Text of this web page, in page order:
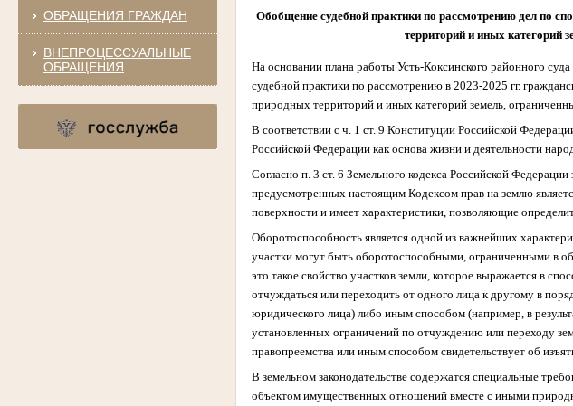
ОБРАЩЕНИЯ ГРАЖДАН
ВНЕПРОЦЕССУАЛЬНЫЕ
ОБРАЩЕНИЯ
Обобщение судебной практики по рассмотрению дел по
территорий и иных категорий
На основании плана работы Усть-Коксинского районного
судебной практики по рассмотрению в 2023-2025 гг.
природных территорий и иных категорий земель,
В соответствии с ч. 1 ст. 9 Конституции Российской
Российской Федерации как основа жизни и деятельности
Согласно п. 3 ст. 6 Земельного кодекса Российской
предусмотренных настоящим Кодексом прав на землю
поверхности и имеет характеристики, позволяющие
Оборотоспособность является одной из важнейших
участки могут быть оборотоспособными, ограниченными в
это такое свойство участков земли, которое выражается в
отчуждаться или переходить от одного лица к другому в
юридического лица) либо иным способом (например, в
установленных ограничений по отчуждению или переходу
правопреемства или иным способом свидетельствует об
В земельном законодательстве содержатся специальные
объектом имущественных отношений вместе с иными